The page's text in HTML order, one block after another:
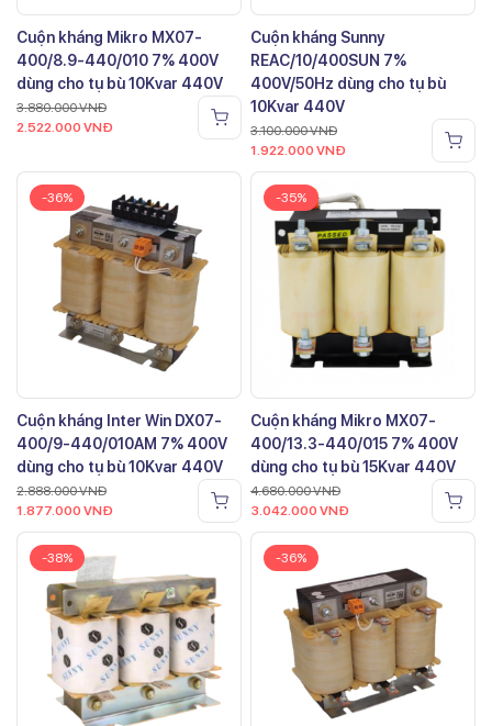
Cuộn kháng Mikro MX07-
400/8.9-440/010 7% 400V
dùng cho tụ bù 10Kvar 440V
3.880.000VNĐ
2.522.000 VNĐ
Cuộn kháng Sunny
REAC/10/400SUN 7%
400V/50Hz dùng cho tụ bù
10Kvar 440V
3.100.000VNĐ
1.922.000 VNĐ
-36%
Cuộn kháng Inter Win DX07-
400/9-440/010AM 7% 400V
dùng cho tụ bù 10Kvar 440V
2.888.000VNĐ
1.877.000 VNĐ
-35%
Cuộn kháng Mikro MX07-
400/13.3-440/015 7% 400V
dùng cho tụ bù 15Kvar 440V
4.680.000VNĐ
3.042.000 VNĐ
-38% -36%